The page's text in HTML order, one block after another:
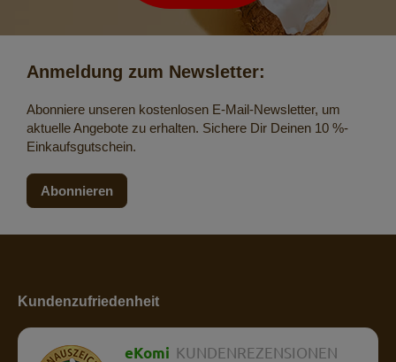
Anmeldung zum Newsletter:
Abonniere unseren kostenlosen E-Mail-Newsletter, um
aktuelle Angebote zu erhalten. Sichere Dir Deinen 10 %-
Einkaufsgutschein.
Abonnieren
Kundenzufriedenheit
eKomi KUNDENREZENSIONEN